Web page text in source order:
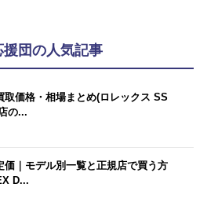
援団の人気記事
取価格・相場まとめ(ロレックス SS
の...
価｜モデル別一覧と正規店で買う方
D...